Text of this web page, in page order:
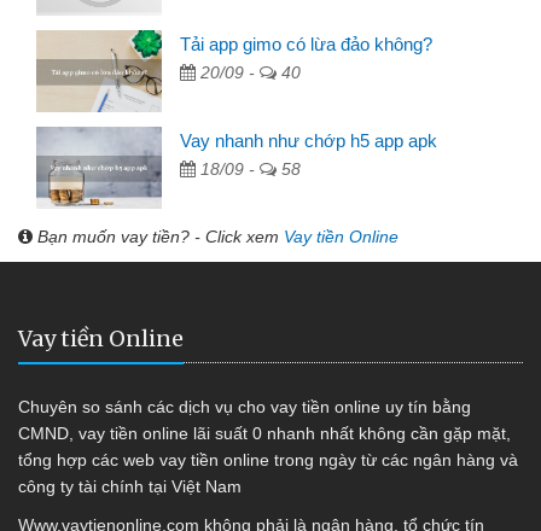
Tải app gimo có lừa đảo không?
20/09 - 40
Vay nhanh như chớp h5 app apk
18/09 - 58
Bạn muốn vay tiền? - Click xem Vay tiền Online
Vay tiền Online
Chuyên so sánh các dịch vụ cho vay tiền online uy tín bằng
CMND, vay tiền online lãi suất 0 nhanh nhất không cần gặp mặt,
tổng hợp các web vay tiền online trong ngày từ các ngân hàng và
công ty tài chính tại Việt Nam
Www.vaytienonline.com không phải là ngân hàng, tổ chức tín